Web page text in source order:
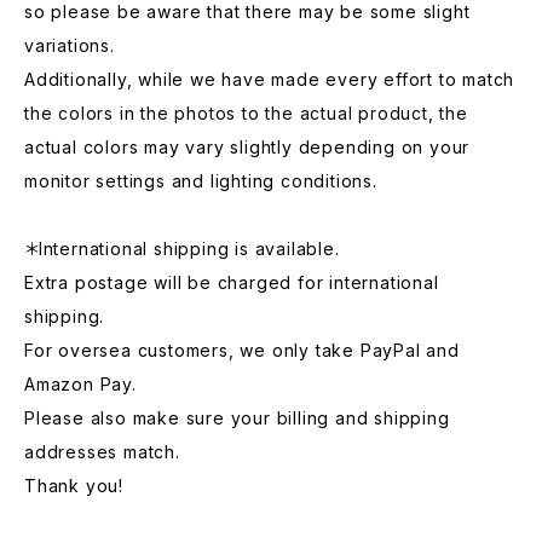
so please be aware that there may be some slight
variations.
Additionally, while we have made every effort to match
the colors in the photos to the actual product, the
actual colors may vary slightly depending on your
monitor settings and lighting conditions.
＊International shipping is available.
Extra postage will be charged for international
shipping.
For oversea customers, we only take PayPal and
Amazon Pay.
Please also make sure your billing and shipping
addresses match.
Thank you!